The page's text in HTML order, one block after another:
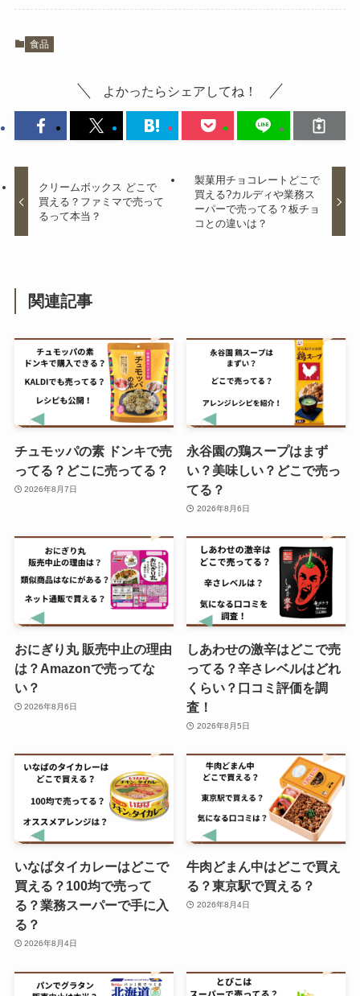
極上はちみつ紅茶 業務スーパーで
ミルクレアはコンビニで買える？
屋やAmazonで買える？値段はい
くら？
る？カルディでも売ってる？
グミチョコ 生産終了の理由は？代
わりのお菓子はどれ？
黒糖ドーナツ棒 売ってる場所はど
こ？ドンキやイオンで購入可能？
食品
よかったらシェアしてね！
クリームボックス どこで
買える？ファミマで売って
るって本当？
製菓用チョコレートどこで
買える?カルディや業務ス
ーパーで売ってる？板チョ
コとの違いは？
関連記事
チュモッパの素 ドンキで売
ってる？どこに売ってる？
2026年8月7日
永谷園の鶏スープはまず
い？美味しい？どこで売っ
てる？
2026年8月6日
おにぎり丸 販売中止の理由
は？Amazonで売ってな
い？
2026年8月6日
しあわせの激辛はどこで売
ってる？辛さレベルはどれ
くらい？口コミ評価を調
査！
2026年8月5日
いなばタイカレーはどこで
買える？100均で売って
る？業務スーパーで手に入
る？
2026年8月4日
牛肉どまん中はどこで買え
る？東京駅で買える？
2026年8月4日